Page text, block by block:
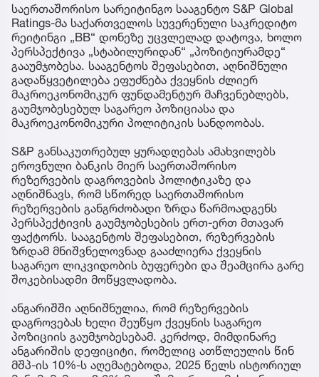
საერთაშორისო სარეიტინგო სააგენტო S&P Global
Ratings-მა საქართველოს სუვერენული საკრედიტო
რეიტინგი „BB“ დონეზე უცვლელად დატოვა, ხოლო
პერსპექტივა „სტაბილურიდან“ „პოზიტიურამდე“
გააუმჯობესა. სააგენტოს შეფასებით, აღნიშნული
გადაწყვეტილება ეფუძნება ქვეყნის ძლიერ
მაკროეკონომიკურ ფუნდამენტურ მაჩვენებლებს,
გაუმჯობესებულ საგარეო პოზიციასა და
მაკროეკონომიკური პოლიტიკის სანდოობას.
S&P განსაკუთრებულ ყურადღებას ამახვილებს
ეროვნული ბანკის მიერ საერთაშორისო
რეზერვების დაგროვების პოლიტიკაზე და
აღნიშნავს, რომ სწორედ საერთაშორისო
რეზერვების განგრძობადი ზრდა წარმოადგენს
პერსპექტივის გაუმჯობესების ერთ-ერთ მთავარ
ფაქტორს. სააგენტოს შეფასებით, რეზერვების
ზრდამ მნიშვნელოვნად გააძლიერა ქვეყნის
საგარეო ლიკვიდობის ბუფერები და შეამცირა გარე
შოკებისადმი მოწყვლადობა.
ანგარიშში აღნიშნულია, რომ რეზერვების
დაგროვებას ხელი შეუწყო ქვეყნის საგარეო
პოზიციის გაუმჯობესებამ. კერძოდ, მიმდინარე
ანგარიშის დეფიციტი, რომელიც ათწლეულის წინ
მშპ-ის 10%-ს აღემატებოდა, 2025 წელს ისტორიულ